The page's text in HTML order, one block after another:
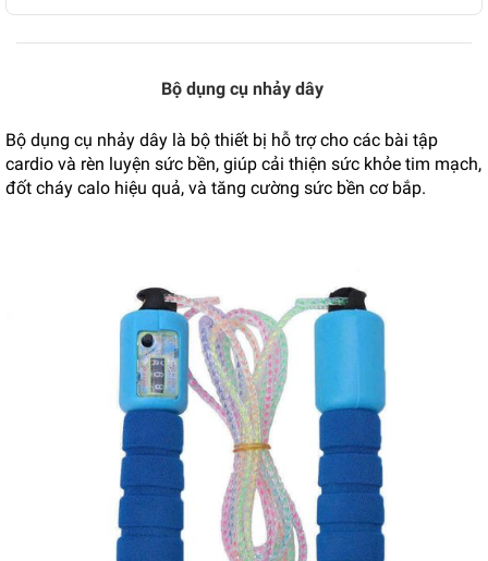
Bộ dụng cụ nhảy dây
Bộ dụng cụ nhảy dây là bộ thiết bị hỗ trợ cho các bài tập
cardio và rèn luyện sức bền, giúp cải thiện sức khỏe tim mạch,
đốt cháy calo hiệu quả, và tăng cường sức bền cơ bắp.